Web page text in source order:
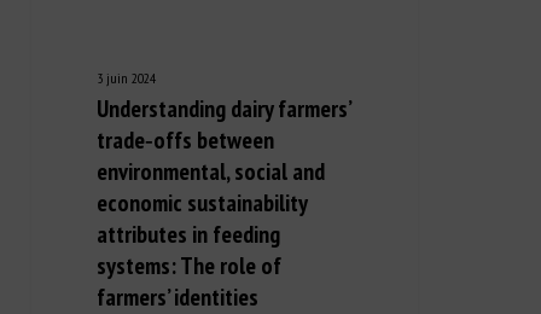
3 juin 2024
Understanding dairy farmers’
trade‐offs between
environmental, social and
economic sustainability
attributes in feeding
systems: The role of
farmers’ identities